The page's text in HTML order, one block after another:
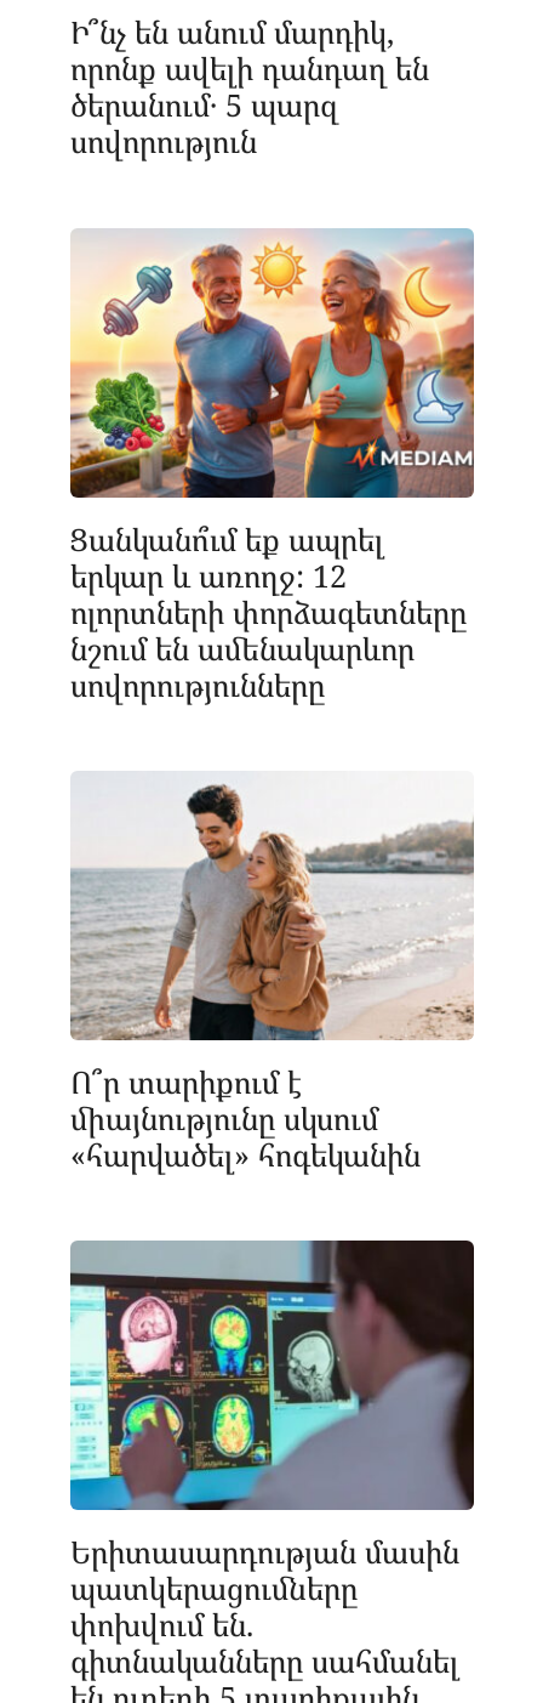
Ի՞նչ են անում մարդիկ,
որոնք ավելի դանդաղ են
ծերանում․ 5 պարզ
սովորություն
Ցանկանո՞ւմ եք ապրել
երկար և առողջ: 12
ոլորտների փորձագետները
նշում են ամենակարևոր
սովորությունները
Ո՞ր տարիքում է
միայնությունը սկսում
«հարվածել» հոգեկանին
Երիտասարդության մասին
պատկերացումները
փոխվում են.
գիտնականները սահմանել